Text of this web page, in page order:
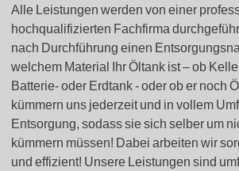
Alle Leistungen werden von einer
hochqualifizierten Fachfirma
nach Durchführung einen
welchem Material Ihr Öltank ist – ob
Batterie- oder Erdtank - oder ob er noch
kümmern uns jederzeit und in vollem
Entsorgung, sodass sie sich selber um
kümmern müssen! Dabei arbeiten wir
und effizient! Unsere Leistungen sind